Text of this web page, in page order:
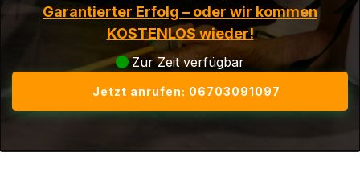
Garantierter Erfolg – oder wir kommen
KOSTENLOS wieder!
Zur Zeit verfügbar
Jetzt anrufen: 06703091097